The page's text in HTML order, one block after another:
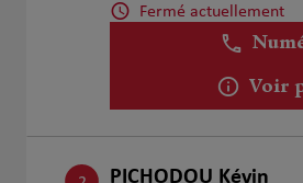
Fermé actuellement
Voir
PICHODOU Kévin